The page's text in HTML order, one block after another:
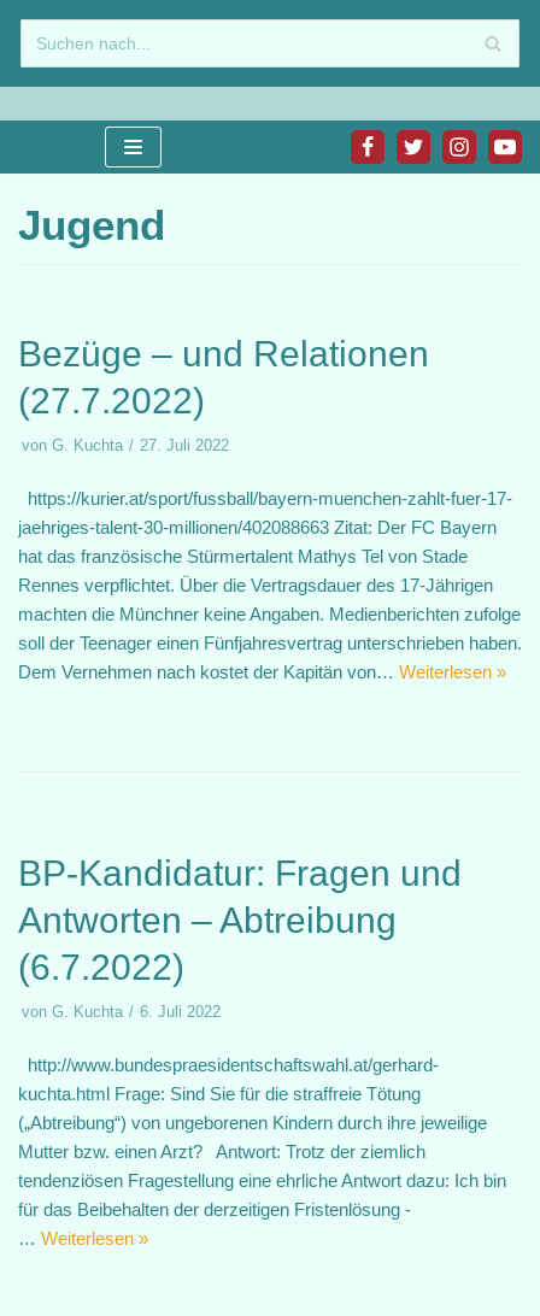
Zum
Inhalt
springen
Jugend
Bezüge – und Relationen
(27.7.2022)
von G. Kuchta 27. Juli 2022
https://kurier.at/sport/fussball/bayern-muenchen-zahlt-fuer-17-
jaehriges-talent-30-millionen/402088663 Zitat: Der FC Bayern
hat das französische Stürmertalent Mathys Tel von Stade
Rennes verpflichtet. Über die Vertragsdauer des 17-Jährigen
machten die Münchner keine Angaben. Medienberichten zufolge
soll der Teenager einen Fünfjahresvertrag unterschrieben haben.
Dem Vernehmen nach kostet der Kapitän von… Weiterlesen »
BP-Kandidatur: Fragen und
Antworten – Abtreibung
(6.7.2022)
von G. Kuchta 6. Juli 2022
http://www.bundespraesidentschaftswahl.at/gerhard-
kuchta.html Frage: Sind Sie für die straffreie Tötung
(„Abtreibung“) von ungeborenen Kindern durch ihre jeweilige
Mutter bzw. einen Arzt? Antwort: Trotz der ziemlich
tendenziösen Fragestellung eine ehrliche Antwort dazu: Ich bin
für das Beibehalten der derzeitigen Fristenlösung -
… Weiterlesen »